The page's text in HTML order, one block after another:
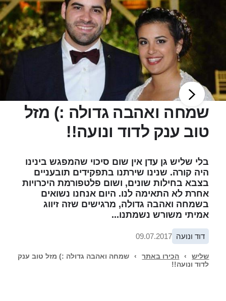
שמחה ואהבה גדולה :) מזל
טוב ענק לדוד ונועה!!
בלי שליש גן עדן אין שום סיכוי שהמפגש בינינו
היה קורה. שנינו שירתנו בתפקידים תובעניים
בצבא בחילות שונים, ושום פלטפורמת היכרויות
אחרת לא התאימה לנו. היום אנחנו נשואים
בשמחה ואהבה גדולה, מרגישים שזה זיווג
אמיתי משורש נשמתנו...
דוד ונועה 09.07.2017
שליש › הכירו באתר ›
שמחה ואהבה גדולה :) מזל טוב ענק
לדוד ונועה!!